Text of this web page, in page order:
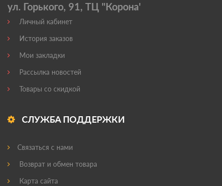
ул. Горького, 91, ТЦ "Корона'
Личный кабинет
История заказов
Мои закладки
Рассылка новостей
Товары со скидкой
СЛУЖБА ПОДДЕРЖКИ
Связаться с нами
Возврат и обмен товара
Карта сайта